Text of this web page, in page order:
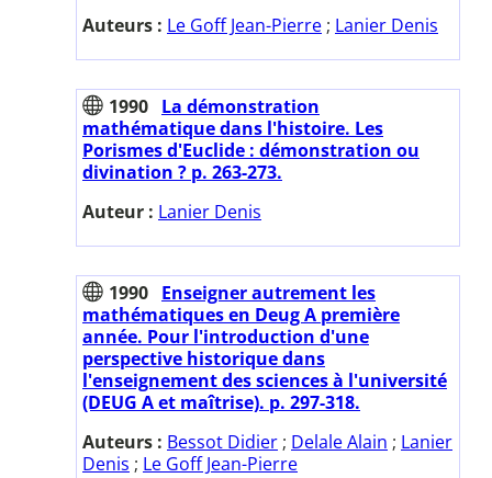
Auteurs : Le Goff Jean-Pierre ; Lanier Denis
1990 La démonstration
mathématique dans l'histoire. Les
Porismes d'Euclide : démonstration ou
divination ? p. 263-273.
Auteur : Lanier Denis
1990 Enseigner autrement les
mathématiques en Deug A première
année. Pour l'introduction d'une
perspective historique dans
l'enseignement des sciences à l'université
(DEUG A et maîtrise). p. 297-318.
Auteurs : Bessot Didier ; Delale Alain ; Lanier
Denis ; Le Goff Jean-Pierre